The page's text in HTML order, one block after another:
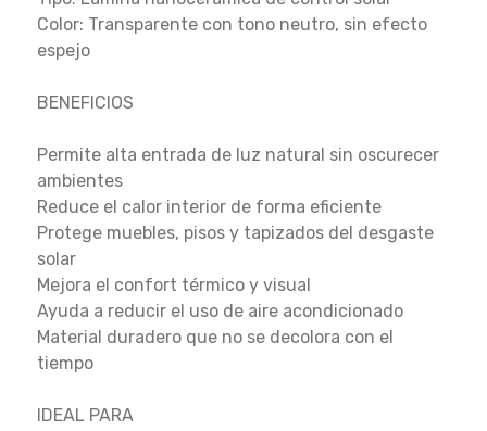
Color: Transparente con tono neutro, sin efecto
espejo
BENEFICIOS
Permite alta entrada de luz natural sin oscurecer
ambientes
Reduce el calor interior de forma eficiente
Protege muebles, pisos y tapizados del desgaste
solar
Mejora el confort térmico y visual
Ayuda a reducir el uso de aire acondicionado
Material duradero que no se decolora con el
tiempo
IDEAL PARA